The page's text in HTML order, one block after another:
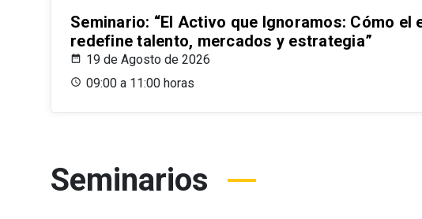
Seminario: “El Activo que Ignoramos: Cómo el
redefine talento, mercados y estrategia”
19 de Agosto de 2026
09:00 a 11:00 horas
Seminarios